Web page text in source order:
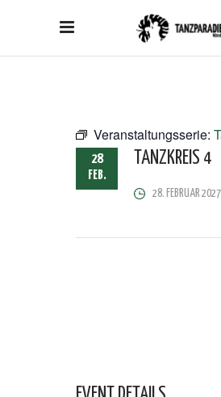
Veranstaltungsserie:
28
FEB.
TANZKREIS 4
28. FEBRUAR